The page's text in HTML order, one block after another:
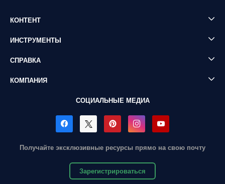
КОНТЕНТ
ИНСТРУМЕНТЫ
СПРАВКА
КОМПАНИЯ
СОЦИАЛЬНЫЕ МЕДИА
Получайте эксклюзивные ресурсы прямо на свою почту
Зарегистрироваться